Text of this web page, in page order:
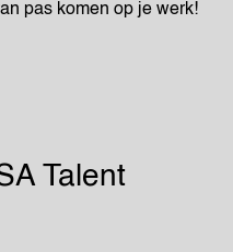
pas komen op je werk!
Talent